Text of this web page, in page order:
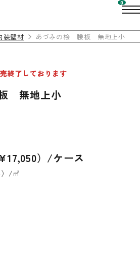
装壁材 あづみの桧 腰板 無地上小
終了しております
無地上小
）/ケース
/㎡